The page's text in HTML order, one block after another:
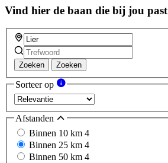
Vind hier de baan die bij jou past
Zoeken Zoeken
Sorteer op
Afstanden
Binnen 10 km 4
Binnen 25 km 4
Binnen 50 km 4